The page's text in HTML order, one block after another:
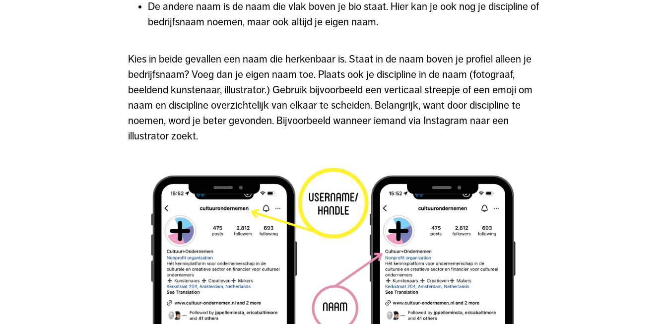
De andere naam is de naam die vlak boven je bio staat. Hier kan je ook nog je discipline of
bedrijfsnaam noemen, maar ook altijd je eigen naam.
Kies in beide gevallen een naam die herkenbaar is. Staat in de naam boven je profiel alleen je
bedrijfsnaam? Voeg dan je eigen naam toe. Plaats ook je discipline in de naam (fotograaf,
beeldend kunstenaar, illustrator.) Gebruik bijvoorbeeld een verticaal streepje of een emoji om
naam en discipline overzichtelijk van elkaar te scheiden. Belangrijk, want door discipline te
noemen, word je beter gevonden. Bijvoorbeeld wanneer iemand via Instagram naar een
illustrator zoekt.